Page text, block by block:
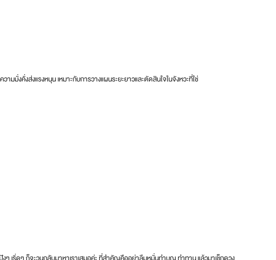
มั่งคั่งส่งแรงหนุน เหมาะกับการวางแผนระยะยาวและตัดสินใจในจังหวะที่ใช่